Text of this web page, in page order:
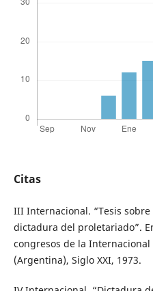
Citas
III Internacional. “Tesis
dictadura del proletariado”.
congresos de la Internacional
(Argentina), Siglo XXI, 1973.